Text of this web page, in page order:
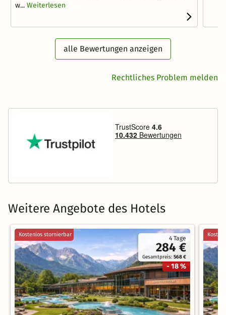
w... Weiterlesen
alle Bewertungen anzeigen
Rechtliches Problem melden
Weitere Angebote des Hotels
4 Tage
284 €
Gesamtpreis:568 €
- 18 %
Kostenlos stornierbar